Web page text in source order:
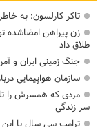
تاکر کارلسون: به
زن پیراهن
طلاق داد
جنگ زمینی ایران و
سازمان هواپیمایی درباره بلیت ۲۱ میلیونی تهران
مردی که همسرش را
سر زندگی
ترامپ سی سال با